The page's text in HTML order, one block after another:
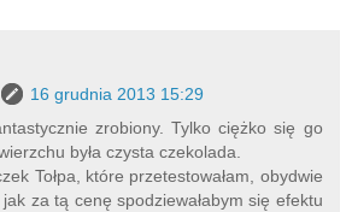
16 grudnia 2013 15:29
zrobiony. Tylko ciężko się go
była czysta czekolada.
Tołpa, które przetestowałam, obydwie
jak za tą cenę spodziewałabym się efektu